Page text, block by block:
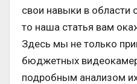
свои навыки в области
то наша статья вам
Здесь мы не только
бюджетных
подробным анализом